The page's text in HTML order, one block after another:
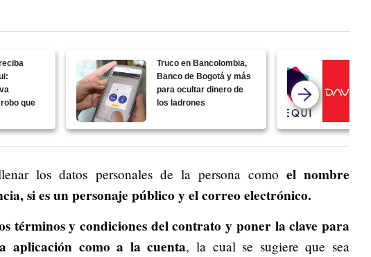
que
Truco en Bancolombia,
Banco de Bogotá y más
para ocultar dinero de
los ladrones
los datos personales de la persona como el nombre
si es un personaje público y el correo electrónico.
términos y condiciones del contrato y poner la clave para
aplicación como a la cuenta, la cual se sugiere que sea